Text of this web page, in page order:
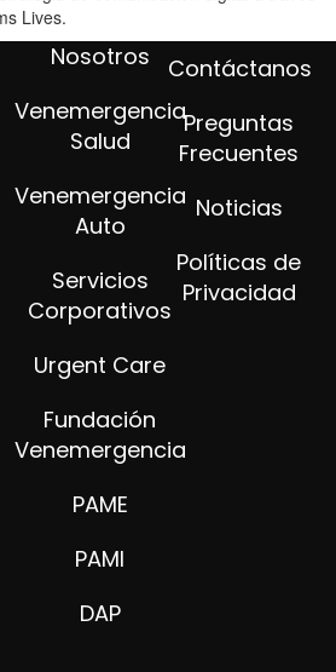
Lives.
Nosotros
Venemergencia
Salud
Venemergencia
Auto
Servicios
Corporativos
Urgent Care
Fundación
Venemergencia
PAME
PAMI
DAP
Contáctanos
Preguntas
Frecuentes
Noticias
Políticas de
Privacidad